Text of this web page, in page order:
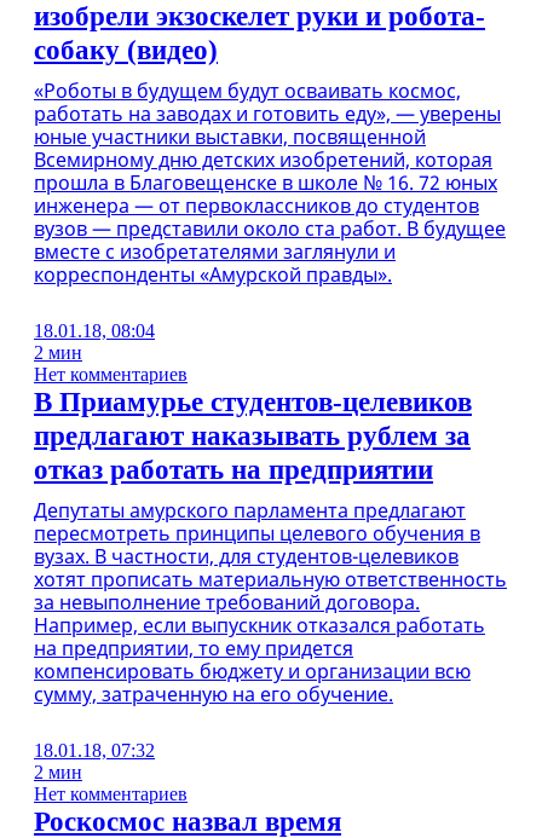
изобрели экзоскелет руки и робота-
собаку (видео)
«Роботы в будущем будут осваивать космос,
работать на заводах и готовить еду», — уверены
юные участники выставки, посвященной
Всемирному дню детских изобретений, которая
прошла в Благовещенске в школе № 16. 72 юных
инженера — от первоклассников до студентов
вузов — представили около ста работ. В будущее
вместе с изобретателями заглянули и
корреспонденты «Амурской правды».
18.01.18, 08:04
2 мин
Нет комментариев
В Приамурье студентов-целевиков
предлагают наказывать рублем за
отказ работать на предприятии
Депутаты амурского парламента предлагают
пересмотреть принципы целевого обучения в
вузах. В частности, для студентов-целевиков
хотят прописать материальную ответственность
за невыполнение требований договора.
Например, если выпускник отказался работать
на предприятии, то ему придется
компенсировать бюджету и организации всю
сумму, затраченную на его обучение.
18.01.18, 07:32
2 мин
Нет комментариев
Роскосмос назвал время